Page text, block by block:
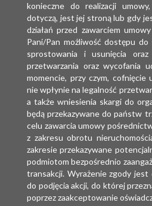
konieczne do realizacji
dotyczą, jest jej stroną lub gdy
działań przed zawarciem
Pani/Pan możliwość dostępu
sprostowania i usunięcia oraz
przetwarzania oraz wycofania
momencie, przy czym, cofnięcie
nie wpłynie na legalność
a także wniesienia skargi do
będą przekazywane do państw
celu zawarcia umowy
z zakresu obrotu
zakresie przekazywane
podmiotom bezpośrednio
transakcji. Wyrażenie zgody
do podjęcia akcji, do której
poprzez zaakceptowanie